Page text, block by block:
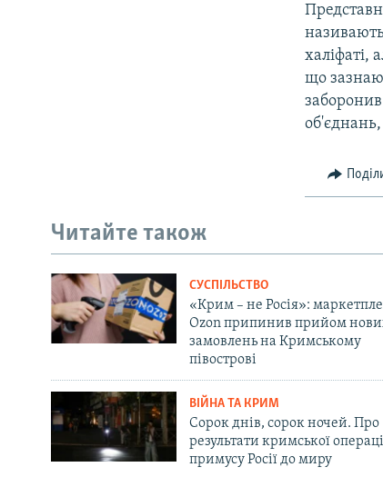
халіфаті,
що
Читайте також
СУСПІЛЬСТВО
«Крим – не Росія»:
Ozon припинив прийом
замовлень на Кримському
півострові
ВІЙНА ТА КРИМ
Сорок днів, сорок ночей. Про
результати кримської
примусу Росії до миру